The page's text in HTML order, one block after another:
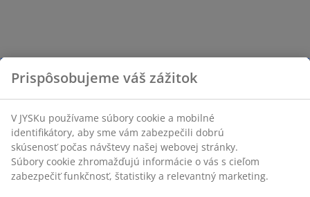
Prispôsobujeme váš zážitok
V JYSKu používame súbory cookie a mobilné
identifikátory, aby sme vám zabezpečili dobrú
skúsenosť počas návštevy našej webovej stránky.
Súbory cookie zhromažďujú informácie o vás s cieľom
zabezpečiť funkčnosť, štatistiky a relevantný marketing.